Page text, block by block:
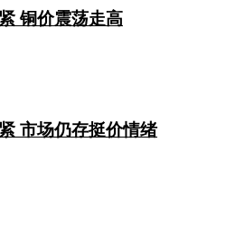
铜价震荡走高
市场仍存挺价情绪